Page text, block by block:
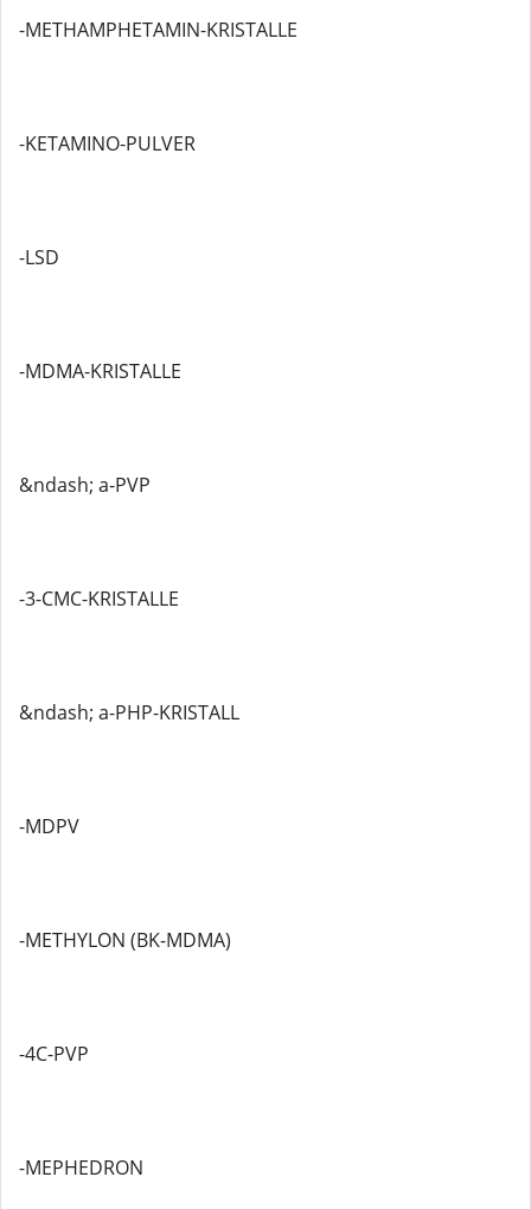
-METHAMPHETAMIN-KRISTALLE
-KETAMINO-PULVER
-LSD
-MDMA-KRISTALLE
&ndash; a-PVP
-3-CMC-KRISTALLE
&ndash; a-PHP-KRISTALL
-MDPV
-METHYLON (BK-MDMA)
-4C-PVP
-MEPHEDRON